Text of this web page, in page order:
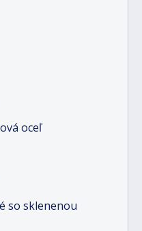
oceľ
so sklenenou